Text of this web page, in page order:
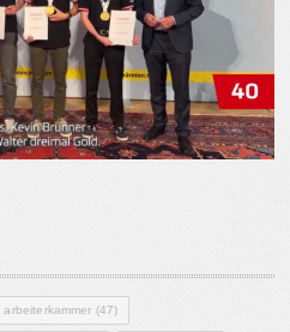
arbeiterkammer (47)